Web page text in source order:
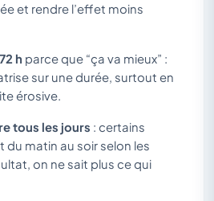
et rendre l’effet moins
h parce que “ça va mieux” :
sur une durée, surtout en
érosive.
tous les jours : certains
matin au soir selon les
on ne sait plus ce qui